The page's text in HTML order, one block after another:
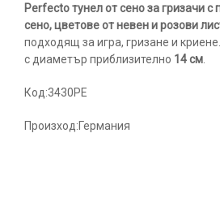
Perfecto тунел от сено за гризачи с
сено, цветове от невен и розови
подходящ за игра, гризане и
с диаметър приблизително 14 см
Код:3430PE
Произход:Германия